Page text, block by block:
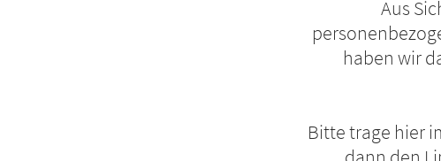
Aus
haben wir
Bitte trage hier